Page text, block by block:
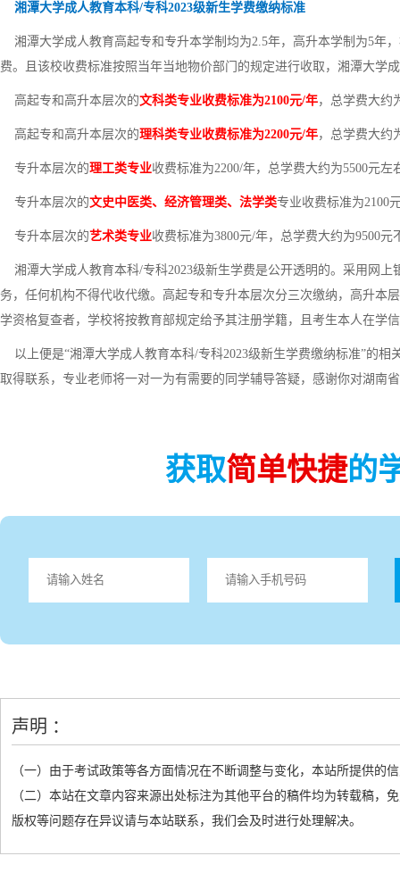
湘潭大学成人教育本科/专科2023级新生学费缴纳标准
湘潭大学成人教育高起专和专升本学制均为2.5年，高升本学制为5年
费。且该校收费标准按照当年当地物价部门的规定进行收取，湘潭大学
高起专和高升本层次的文科类专业收费标准为2100元/年，总学费大约
高起专和高升本层次的理科类专业收费标准为2200元/年，总学费大约
专升本层次的理工类专业收费标准为2200/年，总学费大约为5500元左
专升本层次的文史中医类、经济管理类、法学类专业收费标准为2100
专升本层次的艺术类专业收费标准为3800元/年，总学费大约为9500元
湘潭大学成人教育本科/专科2023级新生学费是公开透明的。采用网
务，任何机构不得代收代缴。高起专和专升本层次分三次缴纳，高升本
学资格复查者，学校将按教育部规定给予其注册学籍，且考生本人在学
以上便是“湘潭大学成人教育本科/专科2023级新生学费缴纳标准”的相
取得联系，专业老师将一对一为有需要的同学辅导答疑，感谢你对湖南
获取简单快捷的
声明 ：
（一）由于考试政策等各方面情况在不断调整与变化，本站所提供的
（二）本站在文章内容来源出处标注为其他平台的稿件均为转载稿
版权等问题存在异议请与本站联系，我们会及时进行处理解决。